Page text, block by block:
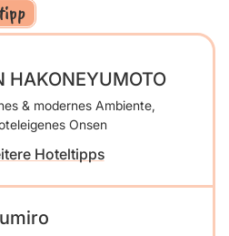
HAKONEYUMOTO
& modernes Ambiente,
Onsen
Hoteltipps